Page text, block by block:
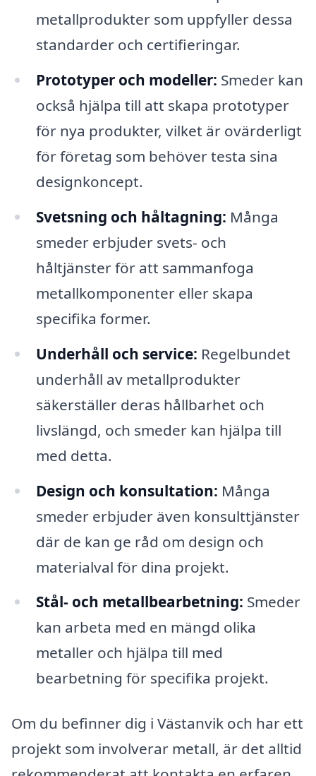
metallprodukter som uppfyller dessa
standarder och certifieringar.
Prototyper och modeller: Smeder kan
också hjälpa till att skapa prototyper
för nya produkter, vilket är ovärderligt
för företag som behöver testa sina
designkoncept.
Svetsning och håltagning: Många
smeder erbjuder svets- och
håltjänster för att sammanfoga
metallkomponenter eller skapa
specifika former.
Underhåll och service: Regelbundet
underhåll av metallprodukter
säkerställer deras hållbarhet och
livslängd, och smeder kan hjälpa till
med detta.
Design och konsultation: Många
smeder erbjuder även konsulttjänster
där de kan ge råd om design och
materialval för dina projekt.
Stål- och metallbearbetning: Smeder
kan arbeta med en mängd olika
metaller och hjälpa till med
bearbetning för specifika projekt.
Om du befinner dig i Västanvik och har ett
projekt som involverar metall, är det alltid